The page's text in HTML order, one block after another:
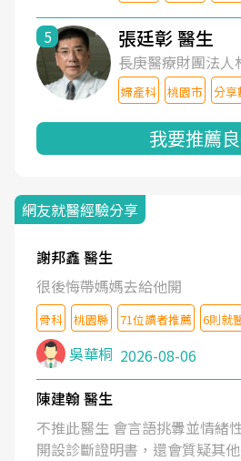
5 張廷彰 醫生
長庚醫療財團法人
婦產科 桃園市 分享
我要推薦
網友就醫經驗分享
謝邦鑫 醫生
很後悔帶媽媽去給他開
骨科 桃園縣 71位讀者推薦 6則就
吳華桐 2026-08-06
陳建翰 醫生
不推此醫生 會言語挑釁並情緒
開設診斷證明書，還會質疑其